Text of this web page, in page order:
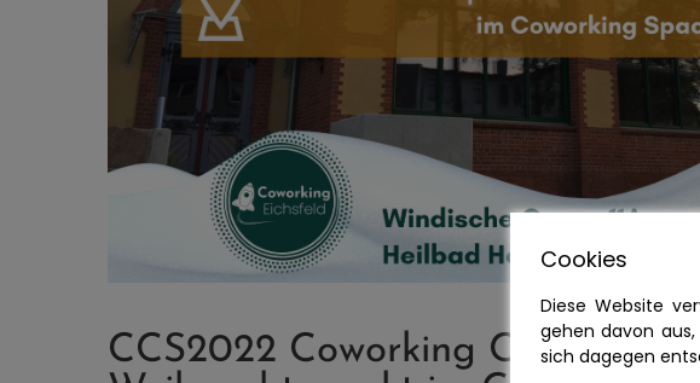
CCS2022 Coworking Christmas
Cookies
Diese Website
gehen davon
sich dagegen